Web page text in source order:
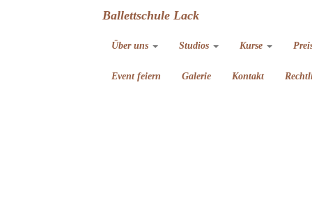
Ballettschule Lack
Über uns Studios Kurse
Event feiern Galerie Kontakt